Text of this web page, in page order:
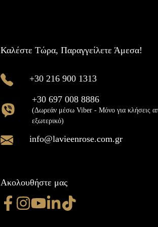
Καλέστε Τώρα, Παραγγείλετε Άμεσα!
+30 216 900 1313
+30 697 008 8886
(Δωρεάν μέσω Viber - Μόνο για κλήσεις
εξωτερικό)
info@lavieenrose.com.gr
Ακολουθήστε μας